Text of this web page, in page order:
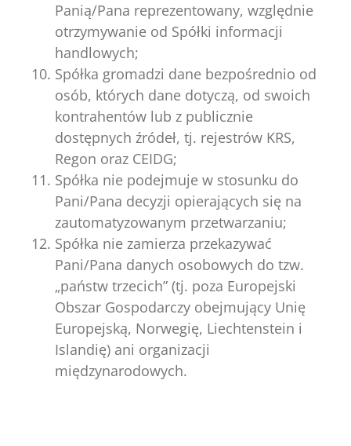
Panią/Pana reprezentowany, względnie
otrzymywanie od Spółki informacji
handlowych;
Spółka gromadzi dane bezpośrednio od
osób, których dane dotyczą, od swoich
kontrahentów lub z publicznie
dostępnych źródeł, tj. rejestrów KRS,
Regon oraz CEIDG;
Spółka nie podejmuje w stosunku do
Pani/Pana decyzji opierających się na
zautomatyzowanym przetwarzaniu;
Spółka nie zamierza przekazywać
Pani/Pana danych osobowych do tzw.
„państw trzecich” (tj. poza Europejski
Obszar Gospodarczy obejmujący Unię
Europejską, Norwegię, Liechtenstein i
Islandię) ani organizacji
międzynarodowych.